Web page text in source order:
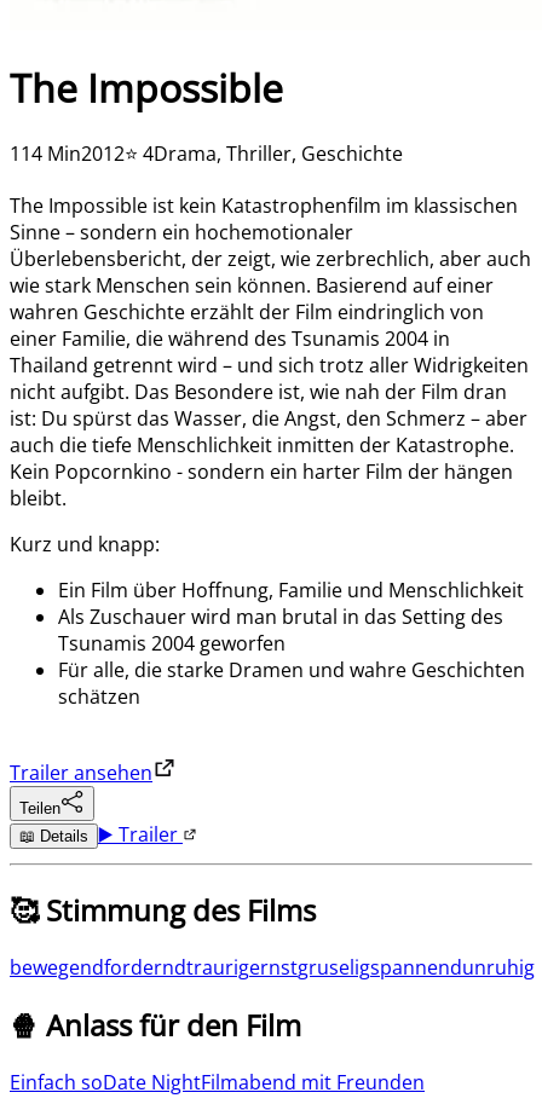
The Impossible
114 Min2012⭐ 4Drama, Thriller, Geschichte
The Impossible ist kein Katastrophenfilm im klassischen
Sinne – sondern ein hochemotionaler
Überlebensbericht, der zeigt, wie zerbrechlich, aber auch
wie stark Menschen sein können. Basierend auf einer
wahren Geschichte erzählt der Film eindringlich von
einer Familie, die während des Tsunamis 2004 in
Thailand getrennt wird – und sich trotz aller Widrigkeiten
nicht aufgibt. Das Besondere ist, wie nah der Film dran
ist: Du spürst das Wasser, die Angst, den Schmerz – aber
auch die tiefe Menschlichkeit inmitten der Katastrophe.
Kein Popcornkino - sondern ein harter Film der hängen
bleibt.
Kurz und knapp:
Ein Film über Hoffnung, Familie und Menschlichkeit
Als Zuschauer wird man brutal in das Setting des
Tsunamis 2004 geworfen
Für alle, die starke Dramen und wahre Geschichten
schätzen
Trailer ansehen
Teilen
📖 Details ▶️ Trailer
🥰 Stimmung des Films
bewegendforderndtraurigernstgruseligspannendunruhig
🍿 Anlass für den Film
Einfach soDate NightFilmabend mit Freunden